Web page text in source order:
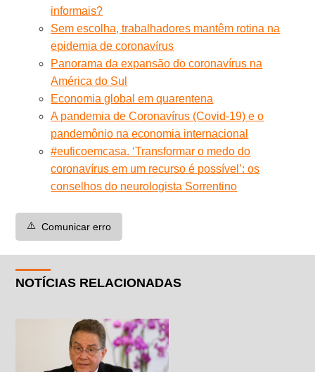
informais?
Sem escolha, trabalhadores mantêm rotina na
epidemia de coronavírus
Panorama da expansão do coronavírus na
América do Sul
Economia global em quarentena
A pandemia de Coronavírus (Covid-19) e o
pandemônio na economia internacional
#euficoemcasa. ‘Transformar o medo do
coronavírus em um recurso é possível’: os
conselhos do neurologista Sorrentino
⚠️ Comunicar erro
NOTÍCIAS RELACIONADAS